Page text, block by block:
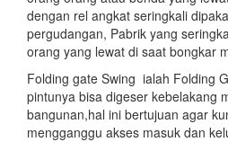
dengan rel angkat seringkali
pergudangan, Pabrik yang
orang yang lewat di saat bongkar
Folding gate Swing ialah Folding
pintunya bisa digeser kebelakang
bangunan,hal ini bertujuan agar
mengganggu akses masuk dan